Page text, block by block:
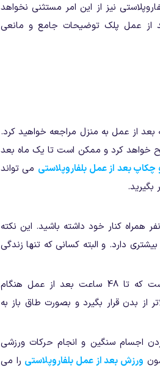
نیز از این امر مستثنی نخواهد
از عمل پلک توضیحات جامع و مانعی
از عمل به منزل مراجعه خواهید کرد.
خواهد کرد و ممکن است تا یک ماه بعد
بعد از عمل بلفاروپلاستی می تواند
بعد از عمل یک نفر همراه کنار خود داشته باشید. این نکته
دارد. و البته کسانی که تنها زندگی
بدین صورت است که تا 48 ساعت بعد از عمل هنگام
بالاتر از بدن قرار بگیرد و بصورت طاق باز به
اجسام سنگین و انجام حرکات ورزشی
ورزش بعد از عمل بلفاروپلاستی را می